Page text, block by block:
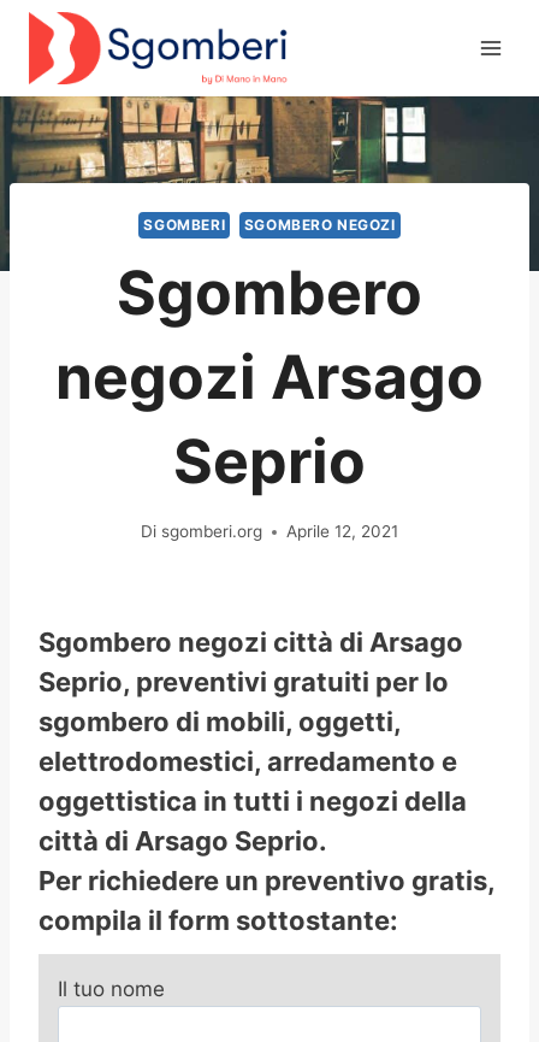
Salta
contenuto
SGOMBERI SGOMBERO NEGOZI
Sgombero
negozi Arsago
Seprio
Di sgomberi.org Aprile 12, 2021
Sgombero negozi città di Arsago
Seprio, preventivi gratuiti per lo
sgombero di mobili, oggetti,
elettrodomestici, arredamento e
oggettistica in tutti i negozi della
città di Arsago Seprio.
Per richiedere un preventivo gratis,
compila il form sottostante:
Il tuo nome